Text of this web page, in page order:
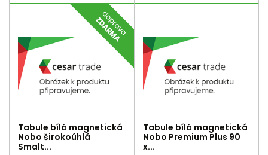
Tabule bílá magnetická
Nobo širokoúhlá
Smalt...
Tabule bílá magnetická
Nobo Premium Plus 90
x...